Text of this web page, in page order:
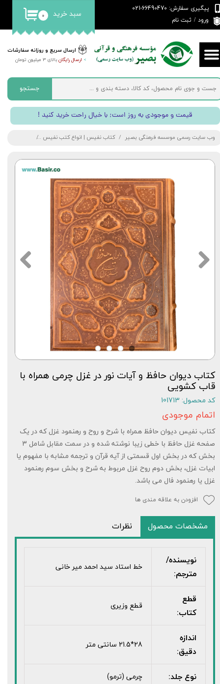
ارسال سریع و روزانه سفارشات
> ارسال رایگانبالای 3 میلیون تومان
پیگیری سفارش: 66490470-021
ورود / ثبت نام
حساب کاربری من
تغییر گذر واژه
سفارشات
خروج از حساب کاربری
۰ سبد خرید
جستجو
! قیمت و موجودی به روز است; با خیال راحت خرید کنید
وب سایت رسمی موسسه فرهنگی بصیر کتاب نفیس | انواع کتب نفیس
کتاب دیوان حافظ و آیات نور در غزل چرمی همراه با
قاب کشویی
کد محصول: 101713
اتمام موجودی
کتاب نفیس دیوان حافظ همراه با شرح و روح و رهنمود غزل که در یک
صفحه غزل حافظ با خطی زیبا نوشته شده و در سمت مقابل شامل 3
بخش که در بخش اول قسمتی از آیه قرآن و ترجمه مشابه با مفهوم یا
ابیات غزل، بخش دوم روح غزل مربوط به شرح و بخش سوم رهنمود
غزل یا رهنمود فال می باشد.
افزودن به علاقه مندی ها
مشخصات محصول نظرات
نویسنده/
مترجم:
خط استاد سید احمد میر خانی
قطع
کتاب:
قطع وزیری
اندازه
دقیق:
28*21.5 سانتی متر
نوع جلد: چرمی (ترمو)